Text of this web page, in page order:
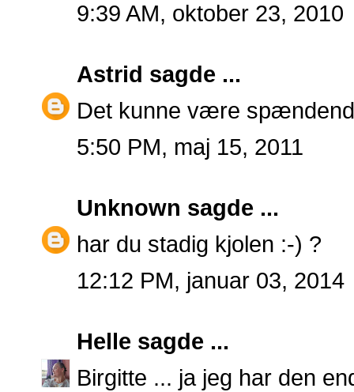
9:39 AM, oktober 23, 2010
Astrid sagde ...
Det kunne være
5:50 PM, maj 15, 2011
Unknown sagde ...
har du stadig kjolen :-) ?
12:12 PM, januar 03, 2014
Helle sagde ...
Birgitte ... ja jeg har den